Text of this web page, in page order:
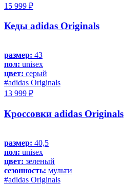
15 999 ₽
Кеды adidas Originals
размер: 43
пол: unisex
цвет: серый
#adidas Originals
13 999 ₽
Кроссовки adidas Originals
размер: 40,5
пол: unisex
цвет: зеленый
сезонность: мульти
#adidas Originals